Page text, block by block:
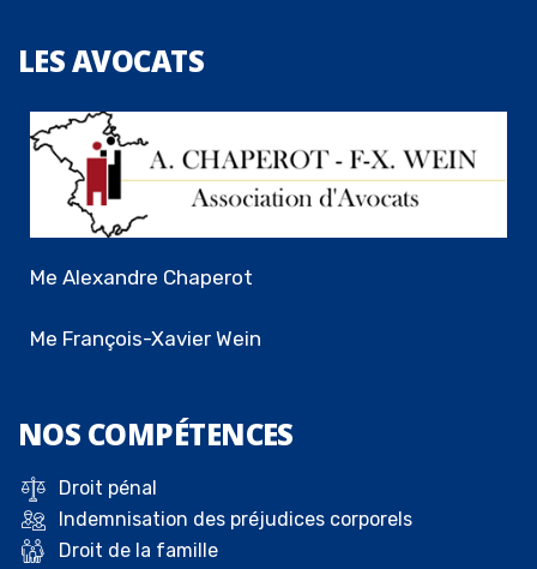
LESAVOCATS
Me Alexandre Chaperot
Me François-Xavier Wein
NOS COMPÉTENCES
Droit pénal
Indemnisation des préjudices corporels
Droit de la famille